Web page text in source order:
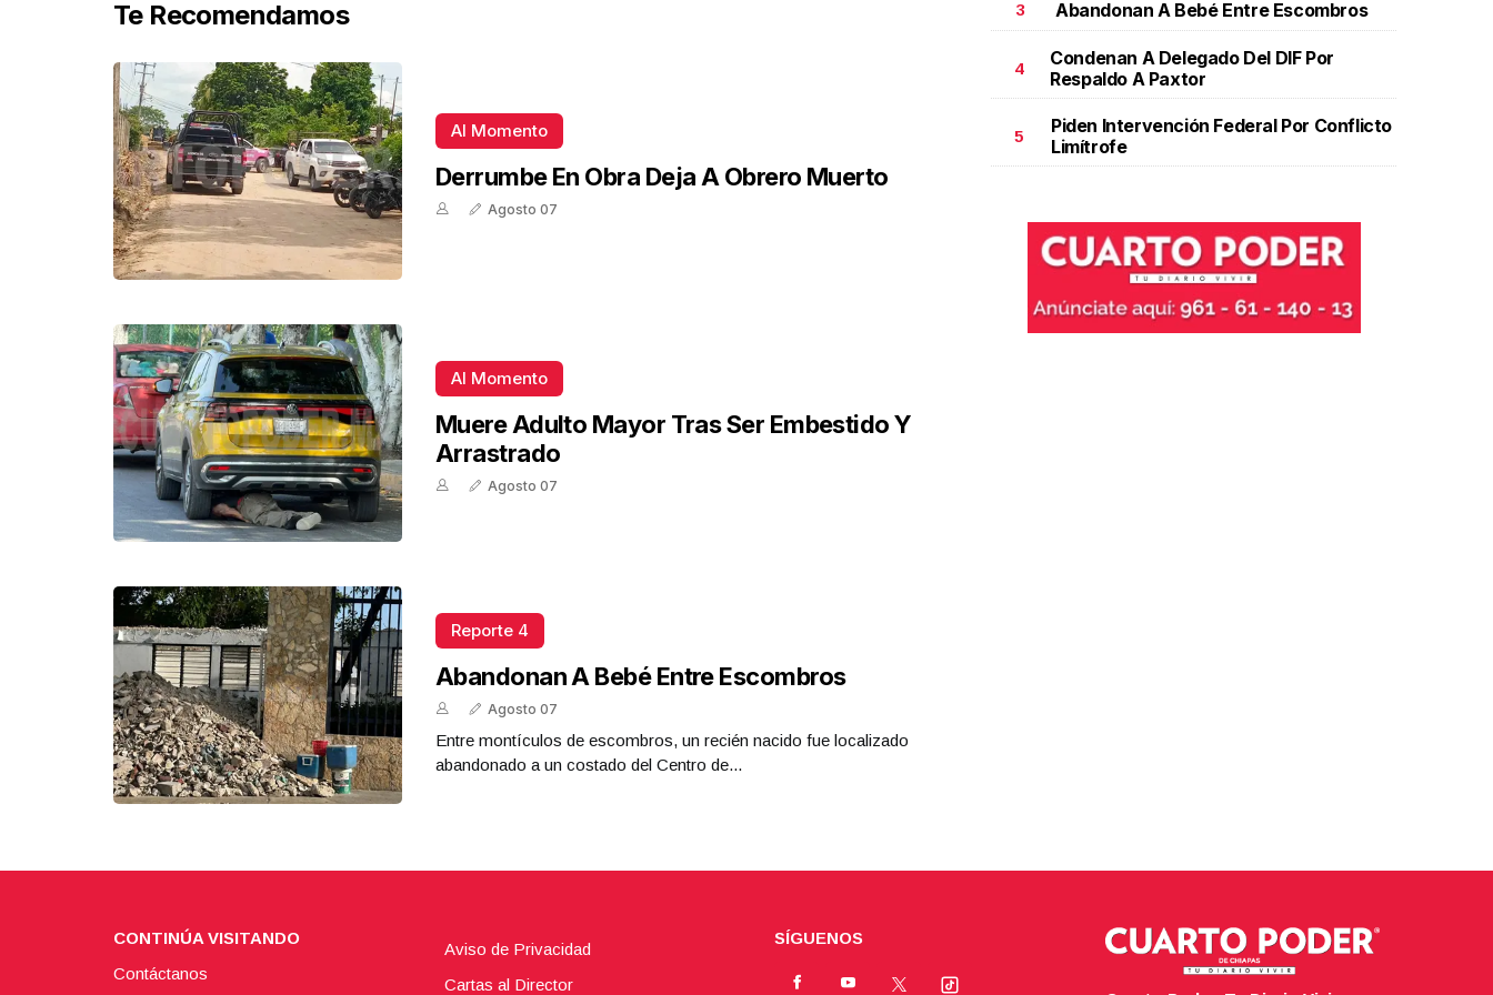
Te Recomendamos
Al Momento
Derrumbe En Obra Deja A Obrero Muerto
Agosto 07
Al Momento
Muere Adulto Mayor Tras Ser Embestido Y
Arrastrado
Agosto 07
Reporte 4
Abandonan A Bebé Entre Escombros
Agosto 07
Entre montículos de escombros, un recién nacido fue localizado
abandonado a un costado del Centro de...
3 Abandonan A Bebé Entre Escombros
4
Condenan A Delegado Del DIF Por
Respaldo A Paxtor
5
Piden Intervención Federal Por Conflicto
Limítrofe
CONTINÚA VISITANDO
Contáctanos
Aviso de Privacidad
Cartas al Director
SÍGUENOS